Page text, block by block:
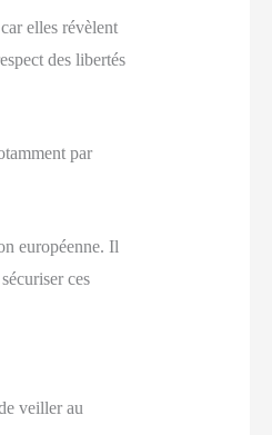
elles révèlent
des libertés
par
européenne. Il
ces
veiller au